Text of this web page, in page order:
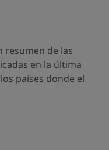
resumen de las
en la última
países donde el